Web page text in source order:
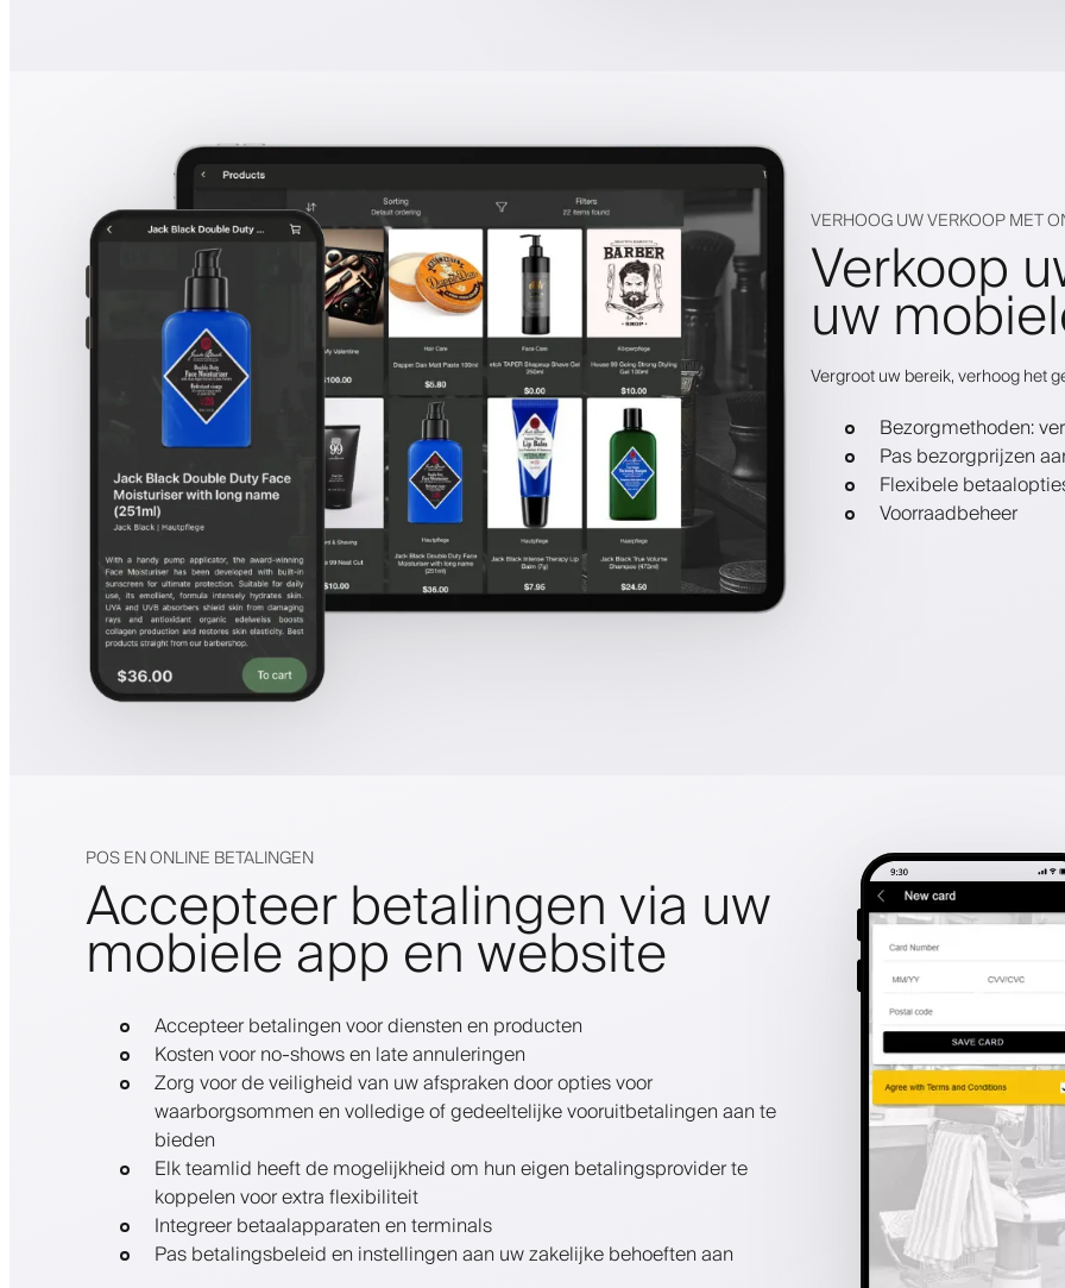
VERHOOG UW VERKOOP MET
Verkoop
uw
Vergroot uw bereik, verhoog het
Bezorgmethoden:
Pas bezorgprijzen
Flexibele
Voorraadbeheer
POS EN ONLINE BETALINGEN
Accepteer betalingen via uw
mobiele app en website
Accepteer betalingen voor diensten en producten
Kosten voor no-shows en late annuleringen
Zorg voor de veiligheid van uw afspraken door opties voor
waarborgsommen en volledige of gedeeltelijke vooruitbetalingen aan te
bieden
Elk teamlid heeft de mogelijkheid om hun eigen betalingsprovider te
koppelen voor extra flexibiliteit
Integreer betaalapparaten en terminals
Pas betalingsbeleid en instellingen aan uw zakelijke behoeften aan